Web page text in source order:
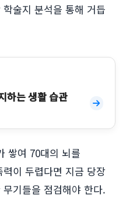
술지 분석을 통해 거듭
하는 생활 습관
쌓여 70대의 뇌를
이 두렵다면 지금 당장
기들을 점검해야 한다.